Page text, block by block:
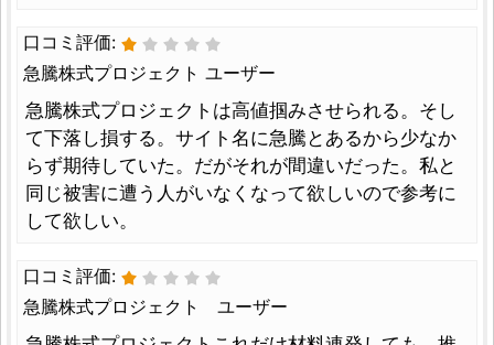
口コミ評価:
急騰株式プロジェクト ユーザー
急騰株式プロジェクトは高値掴みさせられる。そし
て下落し損する。サイト名に急騰とあるから少なか
らず期待していた。だがそれが間違いだった。私と
同じ被害に遭う人がいなくなって欲しいので参考に
して欲しい。
口コミ評価:
急騰株式プロジェクト ユーザー